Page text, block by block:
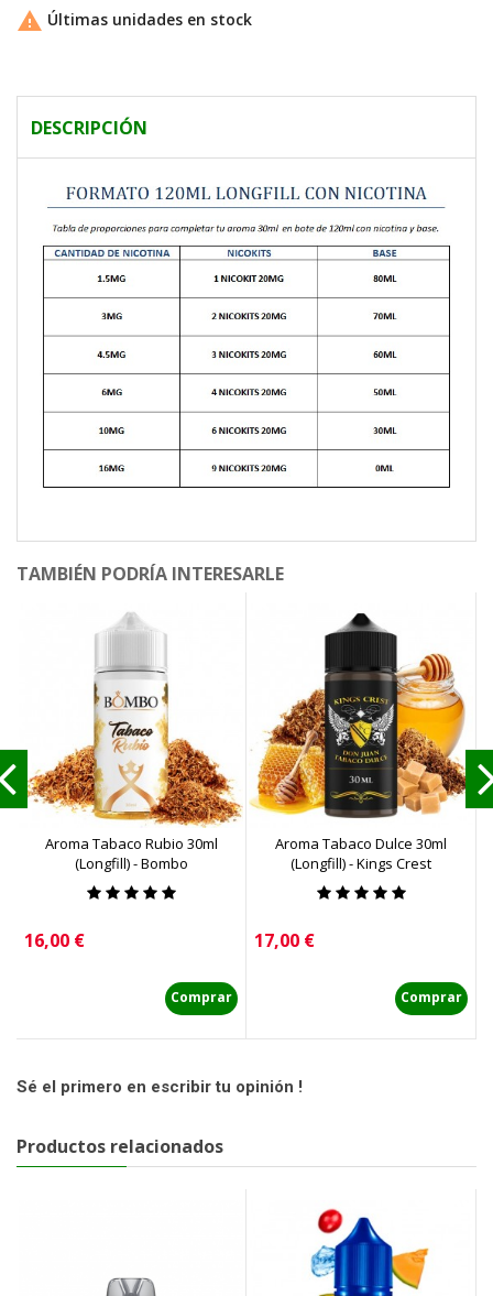
 Últimas unidades en stock
DESCRIPCIÓN
TAMBIÉN PODRÍA INTERESARLE
Aroma Tabaco Rubio 30ml
(Longfill) - Bombo
Precio
16,00 €
Comprar
Aroma Tabaco Dulce 30ml
(Longfill) - Kings Crest
Precio
17,00 €
Comprar
Sé el primero en escribir tu opinión !
Productos relacionados